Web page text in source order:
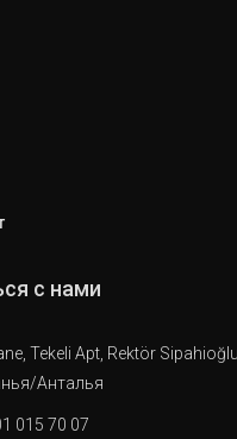
с нами
Tekeli Apt, Rektör Sipahioğlu
Анталья
015 70 07